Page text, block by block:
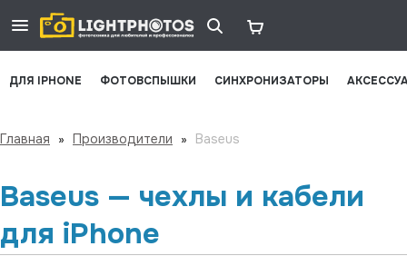
ДЛЯ IPHONE ФОТОВСПЫШКИ СИНХРОНИЗАТОРЫ
Главная » Производители » Baseus
Baseus — чехлы и кабели
для iPhone